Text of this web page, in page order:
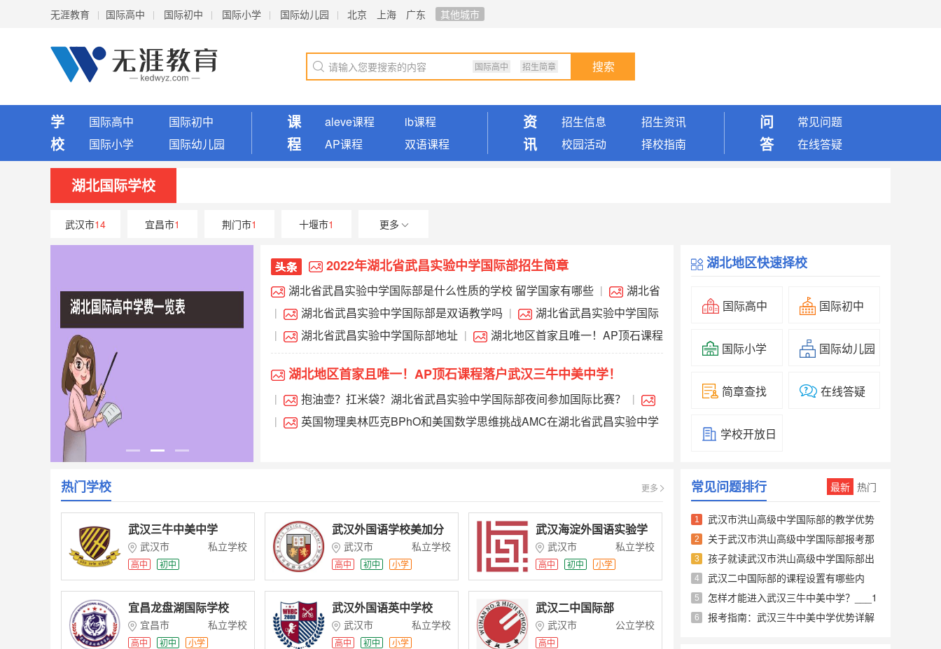
无涯教育 国际高中 国际初中 国际小学 国际幼儿园 北京 上海 广东 其他城市
搜索
国际高中 招生简章
学
校
国际高中
国际初中
国际小学
国际幼儿园
课
程
aleve课程
ib课程
AP课程
双语课程
资
讯
招生信息
招生资讯
校园活动
择校指南
问
答
常见问题
在线答疑
湖北国际学校
武汉市14 宜昌市1 荆门市1 十堰市1 更多
2022年湖北省武昌实验中学国际部招生简章
湖北省武昌实验中学国际部是什么性质的学校 留学国家有哪些 |
湖北省
武昌实验中学国际部怎么样 湖北省武昌实验中学国际部招生简章
| 湖北省武昌实验中学国际部是双语教学吗 |
湖北省武昌实验中学国际
部学费多少
| 湖北省武昌实验中学国际部地址 |
湖北地区首家且唯一！AP顶石课程
落户武汉三牛中美中学！
湖北地区首家且唯一！AP顶石课程落户武汉三牛中美中学！
| 抱油壶？扛米袋？湖北省武昌实验中学国际部夜间参加国际比赛？ |
快讯：湖北省武昌实验中学国际部成为AMC考点
|
英国物理奥林匹克BPhO和美国数学思维挑战AMC在湖北省武昌实验中学
湖北地区快速择校
国际高中 国际初中
国际小学 国际幼儿园
简章查找 在线答疑
学校开放日
热门学校 更多
武汉三牛中美中学
武汉市 私立学校
高中 初中
武汉外国语学校美加分
校 武汉市 私立学校
高中 初中 小学
武汉海淀外国语实验学
校 武汉市 私立学校
高中 初中
小学
幼儿园
宜昌龙盘湖国际学校
宜昌市 私立学校
高中 初中 小学
武汉外国语英中学校
武汉市 私立学校
高中 初中 小学
武汉二中国际部
武汉市 公立学校
高中
常见问题排行 最新 热门
1
武汉市洪山高级中学国际部的教学优势
有哪些？___1
2
关于武汉市洪山高级中学国际部报考那
些事......___1
3
孩子就读武汉市洪山高级中学国际部出
国留学有保障吗？___1
4
武汉二中国际部的课程设置有哪些内
容？___1
5 怎样才能进入武汉三牛中美中学？___1
6
报考指南：武汉三牛中美中学优势详解
武汉市洪山高级中学国际部的学生到加
拿大读什么样的学校？可以选择学校
吗？
在刚入学时，我们就帮助学生注册加拿
大高中学籍。学生前往加拿大时，进入
到加拿大教育局下辖的公立高中学习。
加拿大教育局根据学生的学习情况和兴